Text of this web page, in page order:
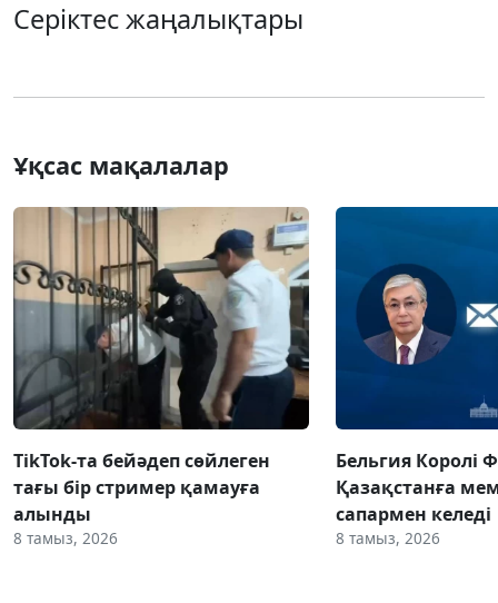
Серіктес жаңалықтары
Ұқсас мақалалар
TikTok-та бейәдеп сөйлеген
тағы бір стример қамауға
алынды
8 тамыз, 2026
Бельгия Королі
Қазақстанға
сапармен келеді
8 тамыз, 2026